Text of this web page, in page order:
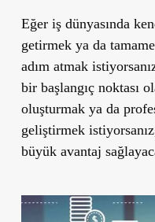
Eğer iş dünyasında
getirmek ya da
adım atmak
bir başlangıç noktası
oluşturmak ya da
geliştirmek
büyük avantaj